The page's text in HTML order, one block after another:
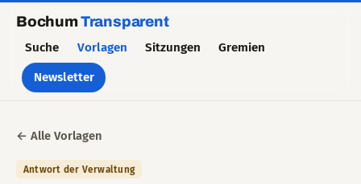
BochumTransparent
Suche Vorlagen Sitzungen Gremien
Newsletter
← Alle Vorlagen
Antwort der Verwaltung